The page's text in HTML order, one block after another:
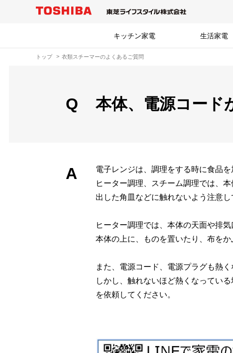
キッチン家電 生活家電
トップ 衣類スチーマーのよくあるご質問
Q 本体、電源コード
A
電子レンジは、調理をする時に食品
ヒーター調理、スチーム調理では、
出した角皿などに触れないよう注意し
ヒーター調理では、本体の天面や排
本体の上に、ものを置いたり、布をか
また、電源コード、電源プラグも熱
しかし、触れないほど熱くなってい
を依頼してください。